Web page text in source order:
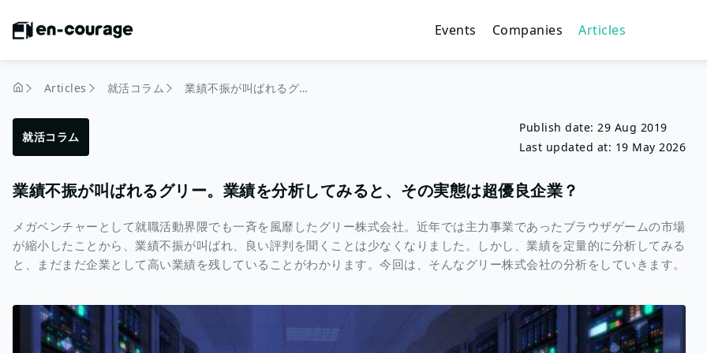
Events Companies Articles
home Articles 就活コラム 業績不振が叫ばれるグリー。業績を分析してみると、その実態は超優良企業？
就活コラム
Publish date:29 Aug 2019
Last updated at: 19 May 2026
業績不振が叫ばれるグリー。業績を分析してみると、その実態は超優良企業？
メガベンチャーとして就職活動界隈でも一斉を風靡したグリー株式会社。近年では主力事業であったブラウザゲームの市場
が縮小したことから、業績不振が叫ばれ、良い評判を聞くことは少なくなりました。しかし、業績を定量的に分析してみる
と、まだまだ企業として高い業績を残していることがわかります。今回は、そんなグリー株式会社の分析をしていきます。